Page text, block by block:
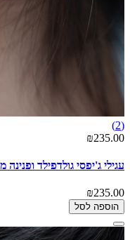
(2)
₪235.00
עגילי ג'יפסי גולדפילד ופנינה
₪235.00
הוספה לסל